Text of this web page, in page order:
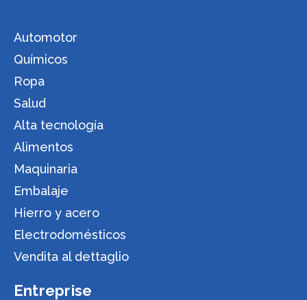
Automotor
Químicos
Ropa
Salud
Alta tecnología
Alimentos
Maquinaria
Embalaje
Hierro y acero
Electrodomésticos
Vendita al dettaglio
Entreprise